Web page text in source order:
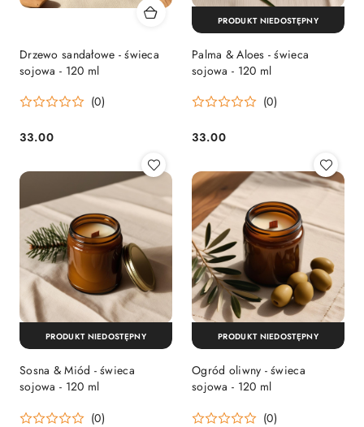
Drzewo sandałowe - świeca
sojowa - 120 ml
(0)
Cena:
33.00
Palma & Aloes - świeca
sojowa - 120 ml
(0)
Cena:
33.00
PRODUKT NIEDOSTĘPNY
Sosna & Miód - świeca
sojowa - 120 ml
(0)
PRODUKT NIEDOSTĘPNY
Ogród oliwny - świeca
sojowa - 120 ml
(0)
PRODUKT NIEDOSTĘPNY